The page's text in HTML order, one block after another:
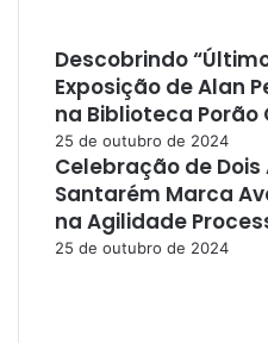
Descobrindo
Exposição de Alan
na Biblioteca Porão
25 de outubro de 2024
Celebração de Dois
Santarém Marca
na Agilidade
25 de outubro de 2024